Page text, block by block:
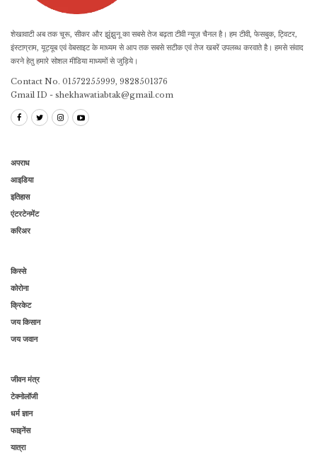
शेखावाटी अब तक चूरू, सीकर और झुंझुनू का सबसे तेज बढ़ता टीवी न्यूज़ चैनल है। हम टीवी, फेसबुक, ट्विटर,
इंस्टाग्राम, यूट्यूब एवं वेबसाइट के माध्यम से आप तक सबसे सटीक एवं तेज खबरें उपलब्ध करवाते है। हमसे संवाद
करने हेतु हमारे सोशल मीडिया माध्यमों से जुड़िये।
Contact No. 01572255999, 9828501376
Gmail ID - shekhawatiabtak@gmail.com
अपराध
आइडिया
इतिहास
एंटरटेनमेंट
करिअर
किस्से
कोरोना
क्रिकेट
जय किसान
जय जवान
जीवन मंत्र
टेक्नोलॉजी
धर्म ज्ञान
फाइनेंस
यात्रा